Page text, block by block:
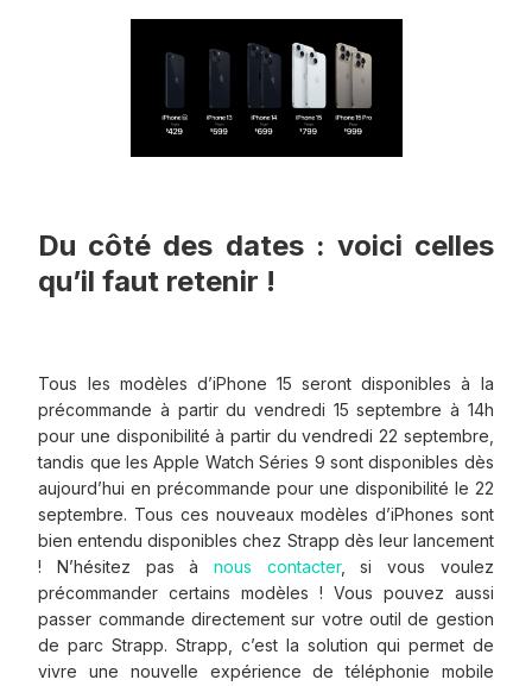
Du côté des dates : voici celles
qu’il faut retenir !
Tous les modèles d’iPhone 15 seront disponibles à la
précommande à partir du vendredi 15 septembre à 14h
pour une disponibilité à partir du vendredi 22 septembre,
tandis que les Apple Watch Séries 9 sont disponibles dès
aujourd’hui en précommande pour une disponibilité le 22
septembre. Tous ces nouveaux modèles d’iPhones sont
bien entendu disponibles chez Strapp dès leur lancement
! N’hésitez pas à nous contacter, si vous voulez
précommander certains modèles ! Vous pouvez aussi
passer commande directement sur votre outil de gestion
de parc Strapp. Strapp, c’est la solution qui permet de
vivre une nouvelle expérience de téléphonie mobile